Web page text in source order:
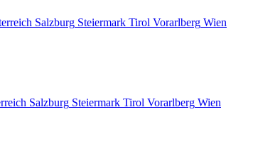
Salzburg Steiermark Tirol Vorarlberg Wien
Salzburg Steiermark Tirol Vorarlberg Wien